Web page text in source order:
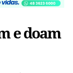
e doam